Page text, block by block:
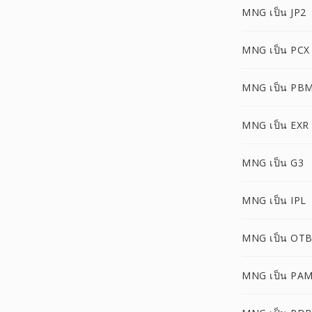
MNG เป็น JP2
MNG เป็น PCX
MNG เป็น
MNG เป็น EXR
MNG เป็น G3
MNG เป็น IPL
MNG เป็น OTB
MNG เป็น